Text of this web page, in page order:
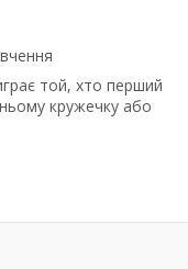
той, хто перший
кружечку або